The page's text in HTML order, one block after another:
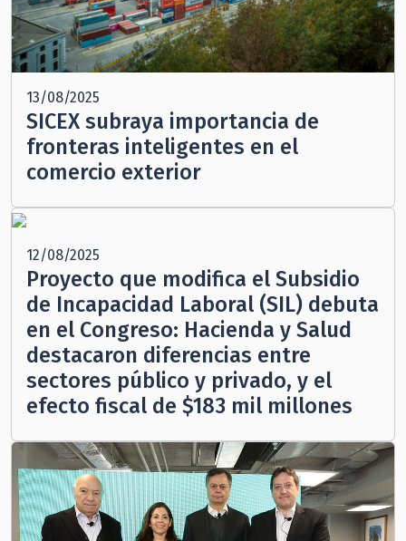
13/08/2025
SICEX subraya importancia de
fronteras inteligentes en el
comercio exterior
12/08/2025
Proyecto que modifica el Subsidio
de Incapacidad Laboral (SIL) debuta
en el Congreso: Hacienda y Salud
destacaron diferencias entre
sectores público y privado, y el
efecto fiscal de $183 mil millones